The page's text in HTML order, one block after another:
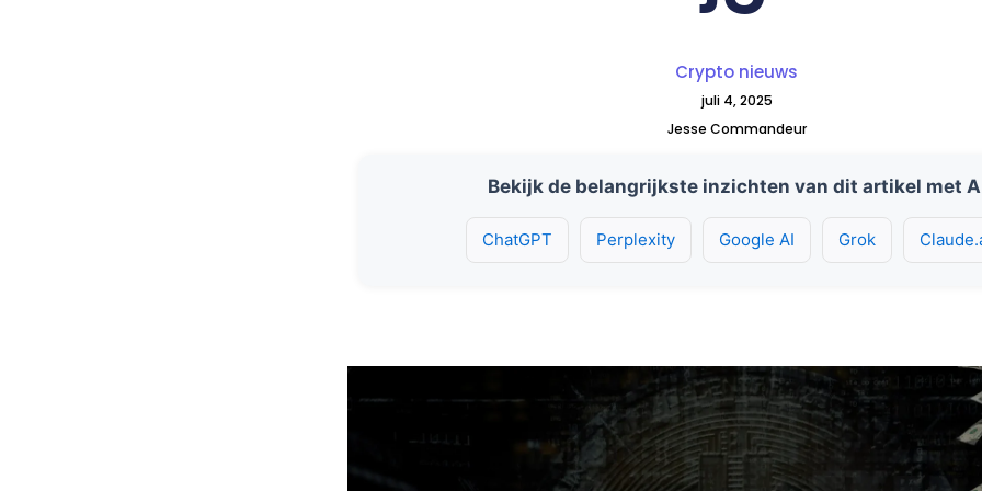
Crypto nieuws
juli 4, 2025
Jesse Commandeur
Bekijk de belangrijkste inzichten van dit artikel met
ChatGPT Perplexity Google AI Grok